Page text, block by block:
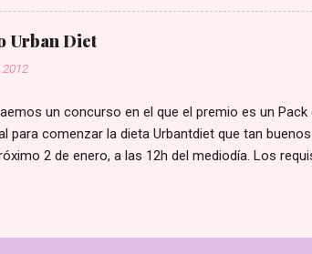
Urban Diet
un concurso en el que el premio es un
para comenzar la dieta Urbantdiet que tan
2 de enero, a las 12h del mediodía. Los
compartir en tu Facebook o blog un enlace a
contigo en caso de resultar ganador y la